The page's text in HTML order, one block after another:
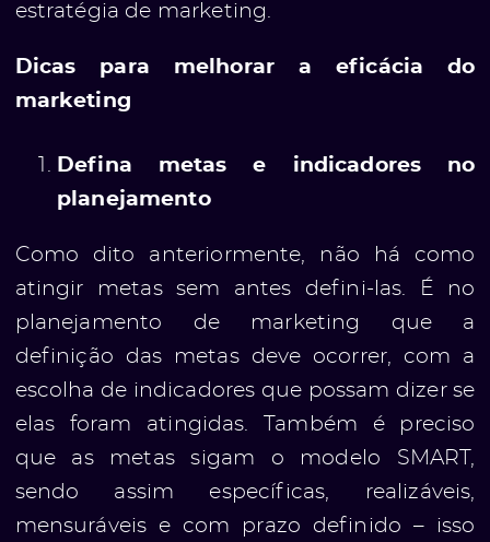
estratégia de marketing.
Dicas para melhorar a eficácia do
marketing
Defina metas e indicadores no
planejamento
Como dito anteriormente, não há como
atingir metas sem antes defini-las. É no
planejamento de marketing que a
definição das metas deve ocorrer, com a
escolha de indicadores que possam dizer se
elas foram atingidas. Também é preciso
que as metas sigam o modelo SMART,
sendo assim específicas, realizáveis,
mensuráveis e com prazo definido – isso